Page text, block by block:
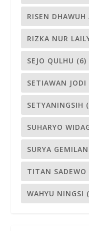
RISEN DHAWUH
RIZKA NUR
SEJO QULHU (6)
SETIAWAN JODI
SETYANINGSIH
SUHARYO
SURYA
TITAN SADEWO
WAHYU NINGSI